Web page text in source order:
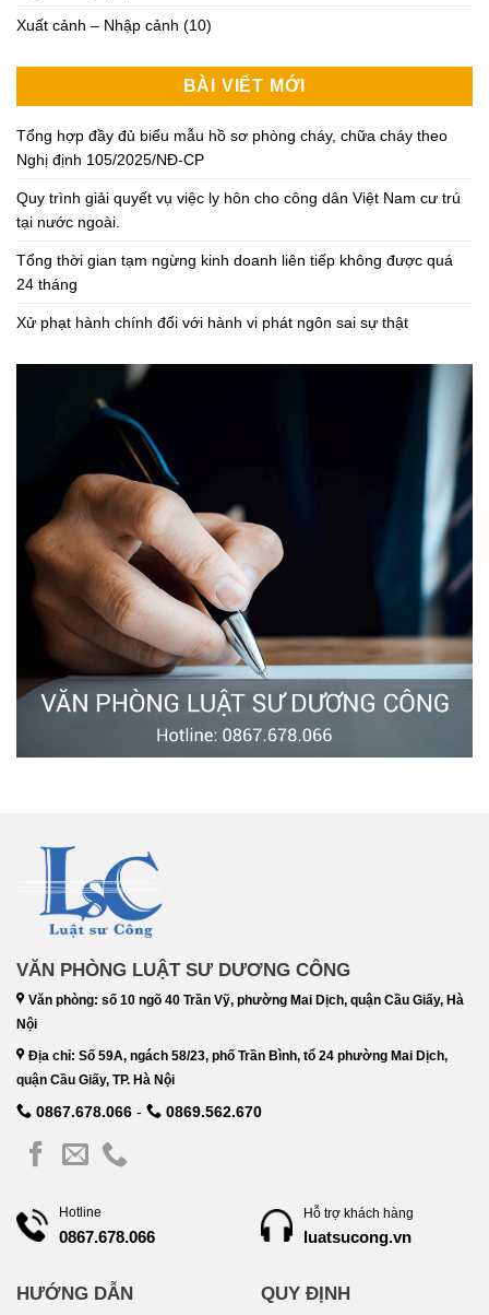
Xuất cảnh – Nhập cảnh (10)
BÀI VIẾT MỚI
Tổng hợp đầy đủ biểu mẫu hồ sơ phòng cháy, chữa cháy theo
Nghị định 105/2025/NĐ-CP
Quy trình giải quyết vụ việc ly hôn cho công dân Việt Nam cư trú
tại nước ngoài.
Tổng thời gian tạm ngừng kinh doanh liên tiếp không được quá
24 tháng
Xử phạt hành chính đối với hành vi phát ngôn sai sự thật
VĂN PHÒNG LUẬT SƯ DƯƠNG CÔNG
Văn phòng: số 10 ngõ 40 Trần Vỹ, phường Mai Dịch, quận Cầu Giấy, Hà
Nội
Địa chỉ: Số 59A, ngách 58/23, phố Trần Bình, tổ 24 phường Mai Dịch,
quận Cầu Giấy, TP. Hà Nội
0867.678.066 - 0869.562.670
Hotline
0867.678.066
HƯỚNG DẪN
Hỗ trợ khách hàng
luatsucong.vn
QUY ĐỊNH